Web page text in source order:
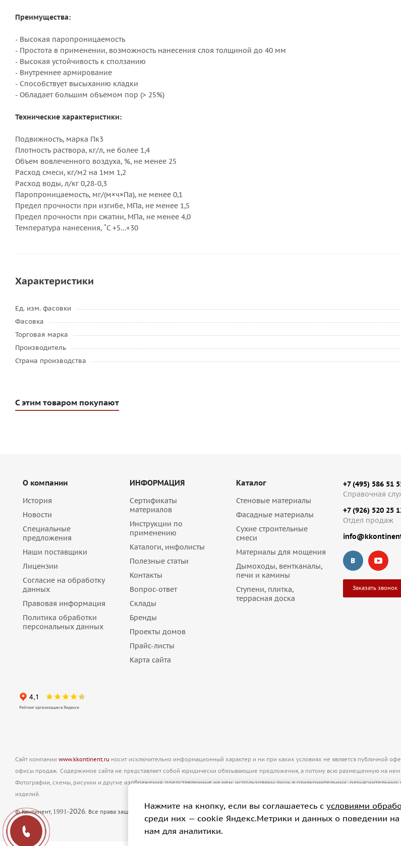
Преимущества:
- Высокая паропроницаемость
- Простота в применении, возможность нанесения слоя толщиной до 40 мм
- Высокая устойчивость к сползанию
- Внутреннее армирование
- Способствует высыханию кладки
- Обладает большим объемом пор (> 25%)
Технические характеристики:
Подвижность, марка Пк3
Плотность раствора, кг/л, не более 1,4
Объем вовлеченного воздуха, %, не менее 25
Расход смеси, кг/м2 на 1мм 1,2
Расход воды, л/кг 0,28-0,3
Паропроницаемость, мг/(м×ч×Па), не менее 0,1
Предел прочности при изгибе, МПа, не менее 1,5
Предел прочности при сжатии, МПа, не менее 4,0
Температура нанесения, ˚С +5…+30
Характеристики
Ед. изм. фасовки
Фасовка
Торговая марка
Производитель
Страна производства
С этим товаром покупают
О компании
История
Новости
Специальные
предложения
Наши поставщики
Лицензии
Согласие на обработку
данных
Правовая информация
Политика обработки
персональных данных
ИНФОРМАЦИЯ
Сертификаты
материалов
Инструкции по
применению
Каталоги, инфолисты
Полезные статьи
Контакты
Вопрос-ответ
Склады
Бренды
Проекты домов
Прайс-листы
Карта сайта
Каталог
Стеновые материалы
Фасадные материалы
Сухие строительные
смеси
Материалы для мощения
Дымоходы, вентканалы,
печи и камины
Ступени, плитка,
террасная доска
+7 (495) 586 51
Справочная
+7 (926) 520 25
Отдел продаж
Заказать звонок
Сайт компании www.kkontinent.ru носит исключительно информационный характер и ни при каких условиях не является публичной
офисы продаж. Содержимое сайта не представляет собой юридически обязывающие предложения, а потому всю размещенную на
Фотографии, схемы, рисунки и другие изображения, представленные на нем, использованы лишь в ознакомительных,
изделий.
© Континент, 1991-2026. Все права защищены. Полное или частичное копирование материалов только с разрешения администратора
Нажмите на кнопку, если вы соглашаетесь с условиями
cреди них — cookie Яндекс.Метрики и данных о поведении
нам для аналитики.